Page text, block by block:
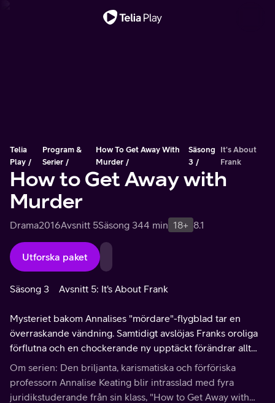
Telia
Play
Program &
Serier
How To Get Away With
Murder
Säsong
3
It's About
Frank
How to Get Away with
Murder
Drama2016Avsnitt 5Säsong 344 min 18+ 8.1
Utforska paket
Säsong 3 Avsnitt 5: It's About Frank
Mysteriet bakom Annalises "mördare"-flygblad tar en
överraskande vändning. Samtidigt avslöjas Franks oroliga
förflutna och en chockerande ny upptäckt förändrar allt
kring brandnatten.
Om serien: Den briljanta, karismatiska och förföriska
professorn Annalise Keating blir intrasslad med fyra
juridikstuderande från sin klass, "How to Get Away with